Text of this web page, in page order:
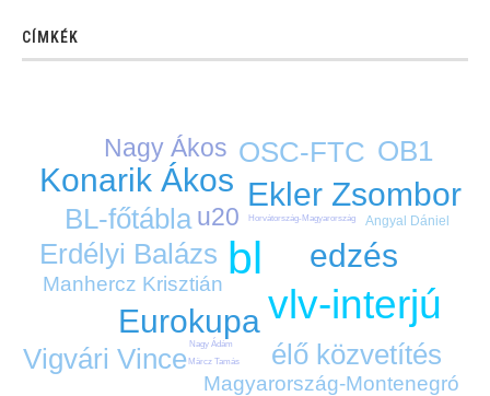
CÍMKÉK
bl
vlv-interjú
edzés
Ekler Zsombor
Eurokupa
Konarik Ákos
BL-főtábla
Erdélyi Balázs
OB1
OSC-FTC
Vigvári Vince élő közvetítés
Nagy Ákos
u20
Magyarország-Montenegró
Manhercz Krisztián
Angyal Dániel
Horvátország-Magyarország
Märcz Tamás
Nagy Ádám